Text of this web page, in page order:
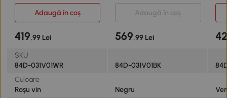
Adaugă în coș Adaugă în coș
419,99 Lei 569,99 Lei
SKU
84D-031V01WR
84D-031V01BK
Culoare
Roșu vin
Negru